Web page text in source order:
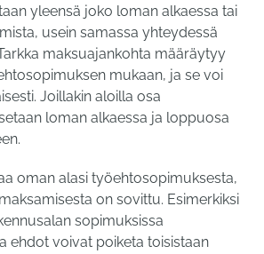
yleensä joko loman alkaessa tai
usein samassa yhteydessä
maksuajankohta määräytyy
mukaan, ja se voi
Joillakin aloilla osa
loman alkaessa ja loppuosa
oman alasi työehtosopimuksesta,
on sovittu. Esimerkiksi
sopimuksissa
ehdot voivat poiketa toisistaan